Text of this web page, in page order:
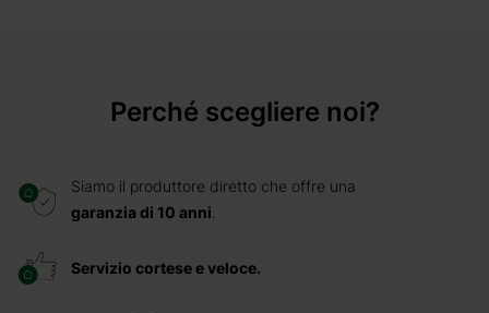
Perché scegliere noi?
Siamo il produttore diretto che offre una
garanzia di 10 anni
Servizio cortese e veloce.